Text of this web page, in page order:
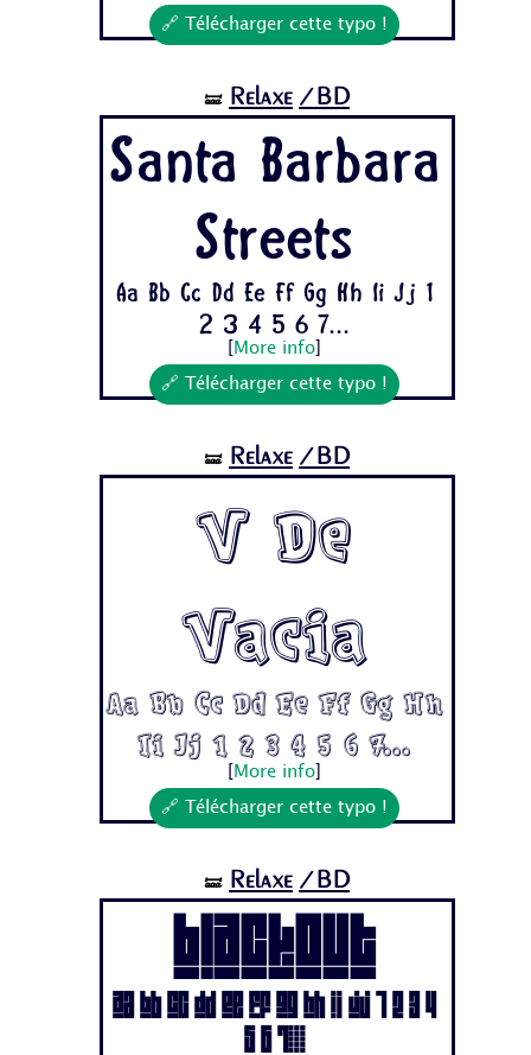
🔗 Télécharger cette typo !
🝛 Relaxe /BD
Santa Barbara
Streets
Aa Bb Cc Dd Ee Ff Gg Hh Ii Jj 1
2 3 4 5 6 7...
More info
🔗 Télécharger cette typo !
🝛 Relaxe /BD
V De
Vacia
Aa Bb Cc Dd Ee Ff Gg Hh
Ii Jj 1 2 3 4 5 6 7...
More info
🔗 Télécharger cette typo !
🝛 Relaxe /BD
BLACKOUT
Aa Bb Cc Dd Ee Ff Gg Hh Ii Jj 1 2 3 4
5 6 7...